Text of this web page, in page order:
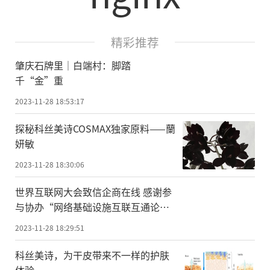
精彩推荐
肇庆石牌里｜白端村：脚踏
千“金”重
2023-11-28 18:53:17
探秘科丝美诗COSMAX独家原料——蘭
妍敏
2023-11-28 18:30:06
世界互联网大会致信企商在线 感谢参
与协办“网络基础设施互联互通论
2023-11-28 18:29:51
科丝美诗，为干皮带来不一样的护肤